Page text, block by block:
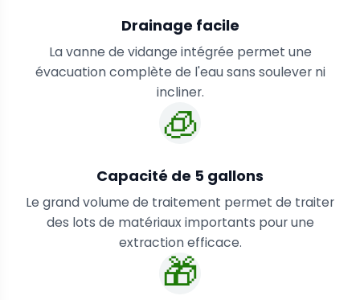
Drainage facile
La vanne de vidange intégrée permet une
évacuation complète de l'eau sans soulever ni
incliner.
🧊
Capacité de 5 gallons
Le grand volume de traitement permet de traiter
des lots de matériaux importants pour une
extraction efficace.
🎁